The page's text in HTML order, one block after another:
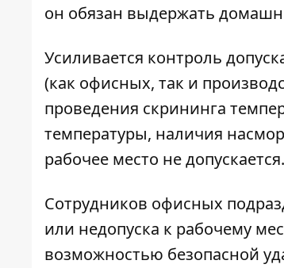
он обязан выдержать
Усиливается контроль
(как офисных, так и
проведения скрининга
температуры, наличия
рабочее место не допускается.
Сотрудников офисных
или недопуска к рабочему
возможностью безопасной